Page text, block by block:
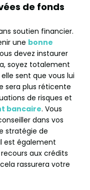
de fonds
soutien financier.
une bonne
devez instaurer
soyez totalement
sent que vous lui
sera plus réticente
de risques et
bancaire. Vous
dans vos
stratégie de
est également
aux crédits
rassurera votre